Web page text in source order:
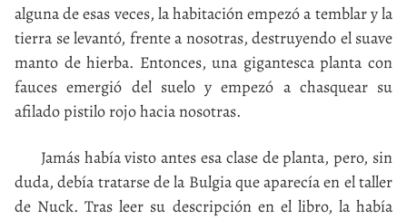
alguna de esas veces, la habitación empezó a temblar y la
tierra se levantó, frente a nosotras, destruyendo el suave
manto de hierba. Entonces, una gigantesca planta con
fauces emergió del suelo y empezó a chasquear su
afilado pistilo rojo hacia nosotras.
Jamás había visto antes esa clase de planta, pero, sin
duda, debía tratarse de la Bulgia que aparecía en el taller
de Nuck. Tras leer su descripción en el libro, la había